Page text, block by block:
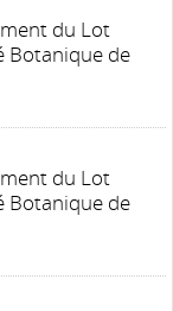
du Lot
Botanique de
du Lot
Botanique de